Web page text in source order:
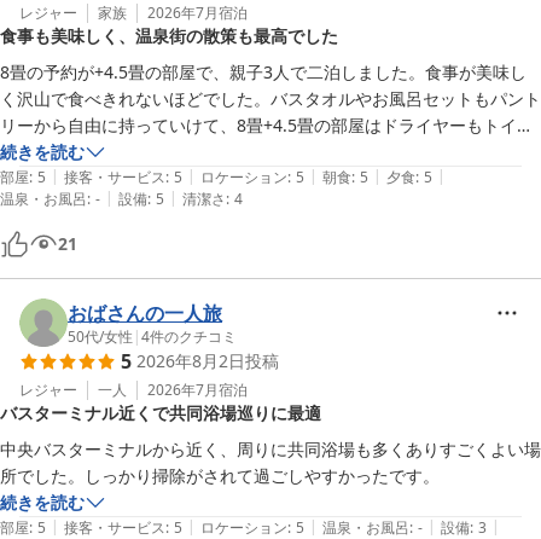
本当に些細な落ち度をいうならば、ドライヤーがある場所にコンセント
がないので、延長コードでもいいので、電源があるといいなと感じまし
た。
レジャー 家族 2026年7月宿泊
食事も美味しく、温泉街の散策も最高でした
8畳の予約が+4.5畳の部屋で、親子3人で二泊しました。食事が美味し
く沢山で食べきれないほどでした。バスタオルやお風呂セットもパント
リーから自由に持っていけて、8畳+4.5畳の部屋はドライヤーもトイレ
も洗面所もありました。夏場はシャワーのみですが、近所の無料の外湯
に朝の散歩がてら出かけましたが、爽やかな気温で、最高でした。
中心にあるので、どこでも行けました。スパリーナのプールや、ゴンド
ラで高原へ、ジップラインなどが出来る所などへ、晴れ間に楽しめまし
た。雨が降れば温泉巡りへ。温泉街は、そこかしこに小川が流れてい
て、水の街で風情がありました。
続きを読む
部屋: 5 | 接客・サービス: 5 | ロケーション: 5 | 朝食: 5 | 夕食: 5 |
温泉・お風呂: - | 設備: 5 | 清潔さ: 4
21
おばさんの一人旅
50代/女性 |4件のクチコミ
5 2026年8月2日投稿
レジャー 一人 2026年7月宿泊
バスターミナル近くで共同浴場巡りに最適
中央バスターミナルから近く、周りに共同浴場も多くありすごくよい場
所でした。しっかり掃除がされて過ごしやすかったです。
続きを読む
部屋: 5 | 接客・サービス: 5 | ロケーション: 5 | 温泉・お風呂: - | 設備: 3 |